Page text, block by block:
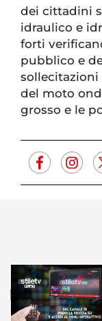
dei cittadini
idraulico e
forti
pubblico e
del moto
grosso e le